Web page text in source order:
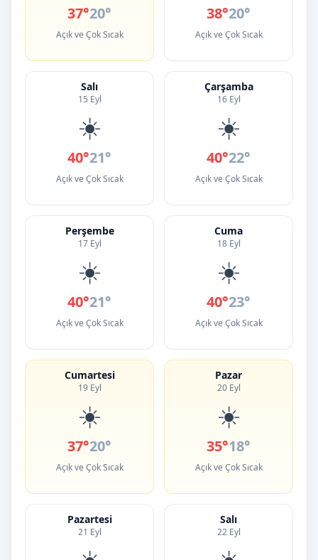
37°20°
Açık ve Çok Sıcak
38°20°
Açık ve Çok Sıcak
Salı
15 Eyl
☀️
40°21°
Açık ve Çok Sıcak
Çarşamba
16 Eyl
☀️
40°22°
Açık ve Çok Sıcak
Perşembe
17 Eyl
☀️
40°21°
Açık ve Çok Sıcak
Cuma
18 Eyl
☀️
40°23°
Açık ve Çok Sıcak
Cumartesi
19 Eyl
☀️
37°20°
Açık ve Çok Sıcak
Pazar
20 Eyl
☀️
35°18°
Açık ve Çok Sıcak
Pazartesi
21 Eyl
Salı
22 Eyl